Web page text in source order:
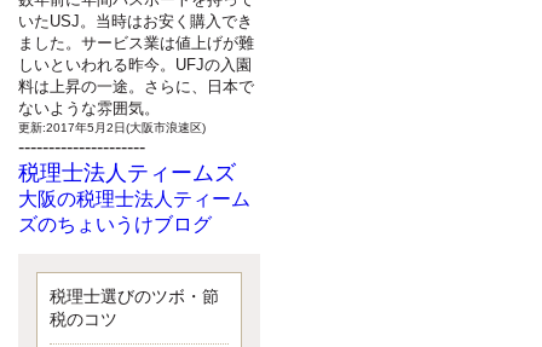
いたUSJ。当時はお安く購入でき
ました。サービス業は値上げが難
しいといわれる昨今。UFJの入園
料は上昇の一途。さらに、日本で
ないような雰囲気。
更新:2017年5月2日(大阪市浪速区)
---------------------
税理士法人ティームズ
大阪の税理士法人ティーム
ズのちょいうけブログ
なったことに気付いた、税理士の
北井です。寂しいです。 先日、テ
ィームズイベントとしてバーベキ
税理士選びのツボ・節
税のコツ